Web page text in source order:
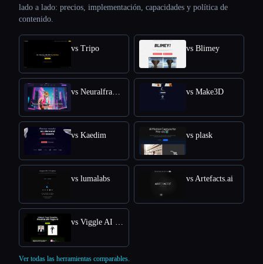
lado a lado: precios, implementación, capacidades y política de
contenido.
vs Tripo vs Blimey
vs Neuralframes vs Make3D
vs Kaedim vs plask
vs lumalabs vs Artefacts.ai
vs Viggle AI Free Online: Transform Text into Dynamic 3D Animations
Ver todas las herramientas comparables.